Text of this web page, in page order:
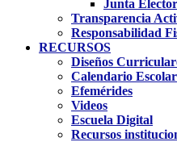
Junta
Transparencia
Responsabilidad
RECURSOS
Diseños
Calendario Escolar
Efemérides
Videos
Escuela Digital
Recursos